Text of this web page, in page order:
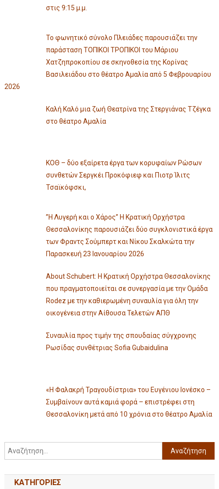
στις 9:15 μ.μ.
Το φωνητικό σύνολο Πλειάδες παρουσιάζει την
παράσταση ΤΟΠΙΚΟΙ ΤΡΟΠΙΚΟΙ του Μάριου
Χατζηπροκοπίου σε σκηνοθεσία της Κορίνας
Βασιλειάδου στο θέατρο Αμαλία από 5 Φεβρουαρίου
2026
Καλή Καλό μια ζωή Θεατρίνα της Στεργιάνας Τζέγκα
στο θέατρο Αμαλία
ΚΟΘ – δύο εξαίρετα έργα των κορυφαίων Ρώσων
συνθετών Σεργκέι Προκόφιεφ και Πιοτρ Ίλιτς
Τσαϊκόφσκι,
”Η Λυγερή και ο Χάρος” Η Κρατική Ορχήστρα
Θεσσαλονίκης παρουσιάζει δύο συγκλονιστικά έργα
των Φραντς Σούμπερτ και Νίκου Σκαλκώτα την
Παρασκευή 23 Ιανουαρίου 2026
About Schubert: Η Κρατική Ορχήστρα Θεσσαλονίκης
που πραγματοποιείται σε συνεργασία με την Ομάδα
Rodez με την καθιερωμένη συναυλία για όλη την
οικογένεια στην Αίθουσα Τελετών ΑΠΘ
Συναυλία προς τιμήν της σπουδαίας σύγχρονης
Ρωσίδας συνθέτριας Sofia Gubaidulina
«Η Φαλακρή Τραγουδίστρια» του Ευγένιου Ιονέσκο –
Συμβαίνουν αυτά καμιά φορά – επιστρέφει στη
Θεσσαλονίκη μετά από 10 χρόνια στο θέατρο Αμαλία
KΑΤΗΓΟΡΊΕΣ